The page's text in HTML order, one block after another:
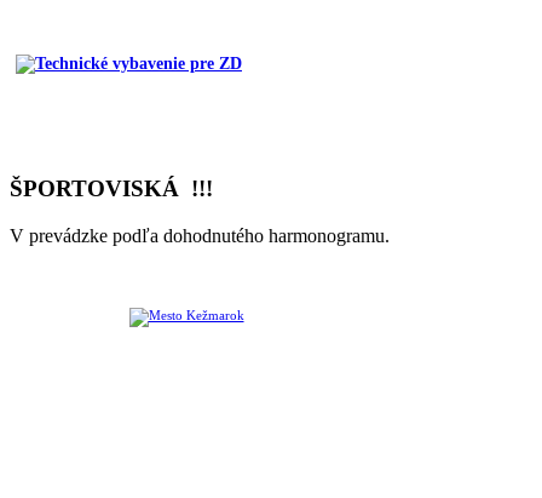
ŠPORTOVISKÁ !!!
V prevádzke podľa dohodnutého harmonogramu.